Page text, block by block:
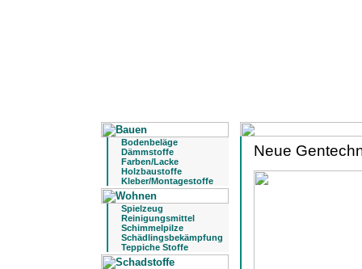
Bodenbeläge
Dämmstoffe
Farben/Lacke
Holzbaustoffe
Kleber/Montagestoffe
Spielzeug
Reinigungsmittel
Schimmelpilze
Schädlingsbekämpfung
Teppiche Stoffe
Neue